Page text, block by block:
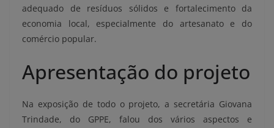
adequado de resíduos sólidos e fortalecimento da
economia local, especialmente do artesanato e do
comércio popular.
Apresentação do projeto
Na exposição de todo o projeto, a secretária Giovana
Trindade, do GPPE, falou dos vários aspectos e